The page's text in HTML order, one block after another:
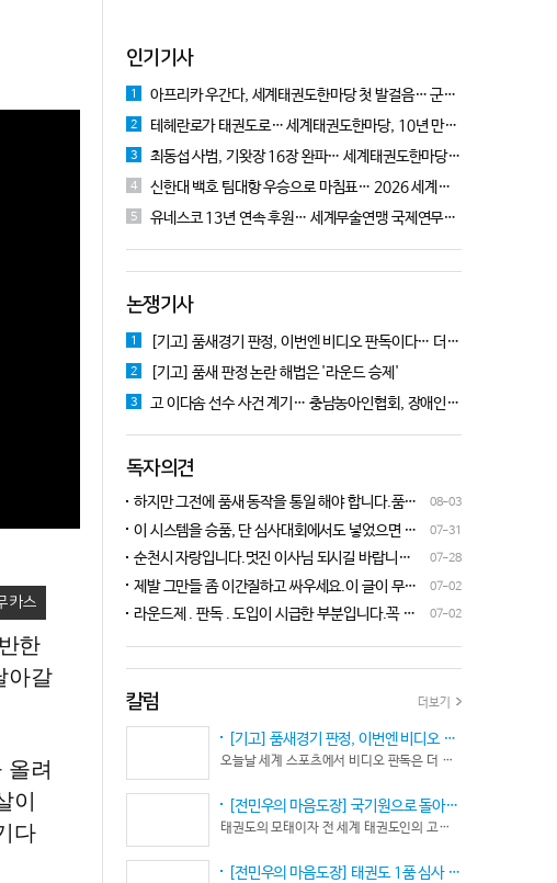
한
아갈
올려
이
다
인기기사
1 아프리카 우간다, 세계태권도한마당 첫 발걸음… 군의관 콘데 "잊지 못할 경험"
2 테헤란로가 태권도로… 세계태권도한마당, 10년 만에 국기원서 개막!
3 최동섭 사범, 기왓장 16장 완파… 세계태권도한마당 주먹격파 우승
4 신한대 백호 팀대항 우승으로 마침표… 2026 세계태권도한마당 폐막
5 유네스코 13년 연속 후원… 세계무술연맹 국제연무대회 10월 충주서 개막
논쟁기사
1 [기고] 품새경기 판정, 이번엔 비디오 판독이다… 더 이상 미룰 수 없다
2 [기고] 품새 판정 논란 해법은 '라운드 승제'
3 고 이다솜 선수 사건 계기… 충남농아인협회, 장애인체육 제도개선 9개 정책 제안
독자의견
08-03
하지만 그전에 품새 동작을 통일 해야 합니다.품새
심판 교육에 여러번 참석 했었는데, 강사 마다 동작
할수가 없습니다.하루빨리 강사들이 함께 모여 동
작을 통일 시켜야지 안그러면 항상 분쟁이 생깁니
다.
07-31
이 시스템을 승품, 단 심사대회에서도 넣었으면 좋
겠네요.심사위원들이 일부러 불합격시키고, 이 부
했는데, 번복이 안된답니다.ㅋㅋㅋㅋㅋ 심사위원들
눈이 전부 달라서, 이렇다, 저렇다 말을 할수가 없다
07-28
순천시 자랑입니다.멋진 이사님 되시길 바랍니다
^^♡
07-02
제발 그만들 좀 이간질하고 싸우세요.이 글이 무엇
이 문제인가요?무엇을 얘기하려는지 의도가 무엇
이 노력해 보자는 그런 글 같은데품새 얘기 하는데
왜 갑자기 심판 가오 얘기에 핑크색 옷 얘기 같은 비
하 발언에......답답하시니 그러시겠지만 태권도
"도" 는 지키시며 발언하세요.심판들 또한 이런 말
나오지 않도록 자존심 상하지 않도록 부단히 노력해
야 함은 확실합니다.부끄러운 일 들이 없도록 해야
좋게만 보지 말고 잘하는 건 잘한다고 인정해주고
못하는 건 고치도록 해주셔야지어떠한 글인지 파악
도 못하고 일방적으로 나쁘게 표현하는 글은 보기가
좋지 않습니다.
07-02
라운드제 . 판독 . 도입이 시급한 부분입니다.꼭 승
고 다른 생각 없이 오로지 품새 판정에만 집중 하도
칼럼 더보기
[기고] 품새경기 판정, 이번엔 비디오 판독이다… 더 이상 미룰 수 없다
오늘날 세계 스포츠에서 비디오 판독은 더 이상 선택이 아니다. 선수의 땀과 노력, 경기 결과의 공정성을 지키기 위한 최소한의 안전장치이자 국제 스포츠의 보편적인 기준이 됐다.
[전민우의 마음도장] 국기원으로 돌아온 한마당… 그 안에서 마주하는 '도장(道場)의 본질’
태권도의 모태이자 전 세계 태권도인의 고향, 국기원 도장 위에 다시 뜨거운 기합 소리가 웅장하게 울려 퍼질 예정이다. 오랜만에 국기원에서 펼쳐지는 이번 세계태권도한마당은 단순한 대회 개최를 넘어 국경과 인종, 세대를 넘어 하나의 마음으로 모인 전 세계 태권도인들의 가슴속에 묵직한 설렘과 숭고한 감회를 불러일으킨다.
[전민우의 마음도장] 태권도 1품 심사 완화... 문턱은 낮아졌지만, 계단은 더욱 가팔라졌다!